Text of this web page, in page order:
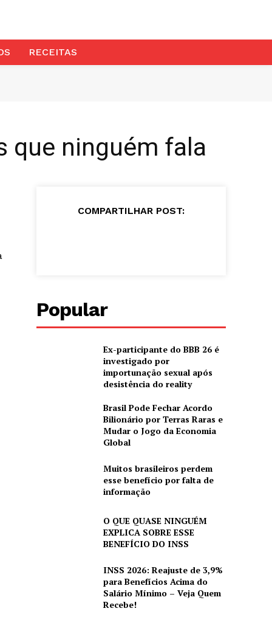
RECEITAS
que ninguém fala
COMPARTILHAR POST:
Popular
Ex-participante do BBB 26 é
investigado por
importunação sexual após
desistência do reality
Brasil Pode Fechar Acordo
Bilionário por Terras Raras e
Mudar o Jogo da Economia
Global
Muitos brasileiros perdem
esse benefício por falta de
informação
O QUE QUASE NINGUÉM
EXPLICA SOBRE ESSE
BENEFÍCIO DO INSS
INSS 2026: Reajuste de 3,9%
para Benefícios Acima do
Salário Mínimo – Veja Quem
Recebe!